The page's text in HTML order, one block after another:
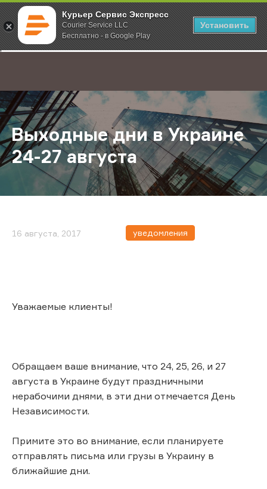
Курьер Сервис Экспресс
Courier Service LLC
Бесплатно - в Google Play
Установить
;
Главная О компании Новости Выходные дни в Украине 24-27
Выходные дни в Украине
24-27 августа
16 августа, 2017 уведомления
Уважаемые клиенты!
Обращаем ваше внимание, что 24, 25, 26, и 27
августа в Украине будут праздничными
нерабочими днями, в эти дни отмечается День
Независимости.
Примите это во внимание, если планируете
отправлять письма или грузы в Украину в
ближайшие дни.